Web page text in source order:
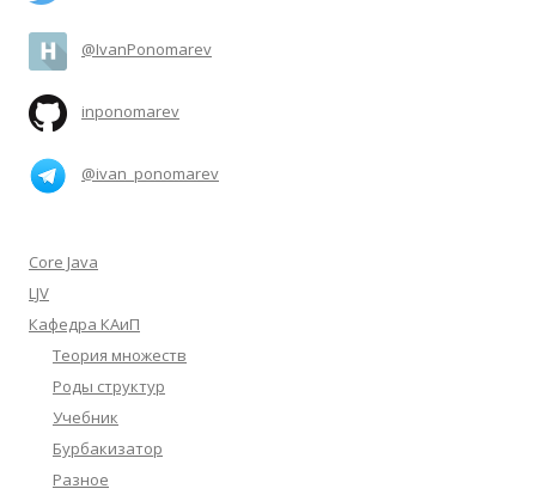
@IvanPonomarev
inponomarev
@ivan_ponomarev
Core Java
LJV
Кафедра КАиП
Теория множеств
Роды структур
Учебник
Бурбакизатор
Разное